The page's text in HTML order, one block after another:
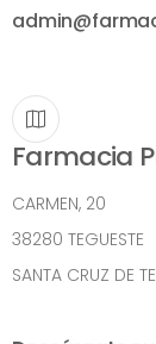
Farmacia
CARMEN, 20
38280 TEGUESTE
SANTA CRUZ DE